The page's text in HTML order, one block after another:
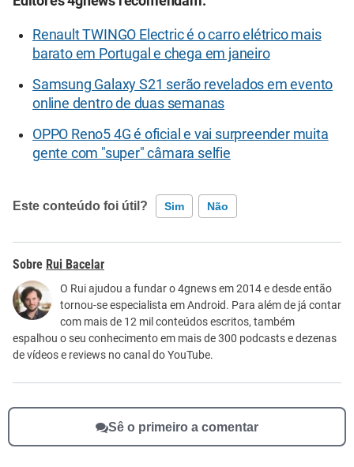
Renault TWINGO Electric é o carro elétrico mais
barato em Portugal e chega em janeiro
Samsung Galaxy S21 serão revelados em evento
online dentro de duas semanas
OPPO Reno5 4G é oficial e vai surpreender muita
gente com "super" câmara selfie
Este conteúdo foi útil? Sim Não
Este conteúdo contém informação incorreta
Este conteúdo não tem a informação que procuro
Outro
Rui Bacelar
O Rui ajudou a fundar o 4gnews em 2014 e desde então
tornou-se especialista em Android. Para além de já contar
com mais de 12 mil conteúdos escritos, também
espalhou o seu conhecimento em mais de 300 podcasts e dezenas
de vídeos e reviews no canal do YouTube.
Sê o primeiro a comentar